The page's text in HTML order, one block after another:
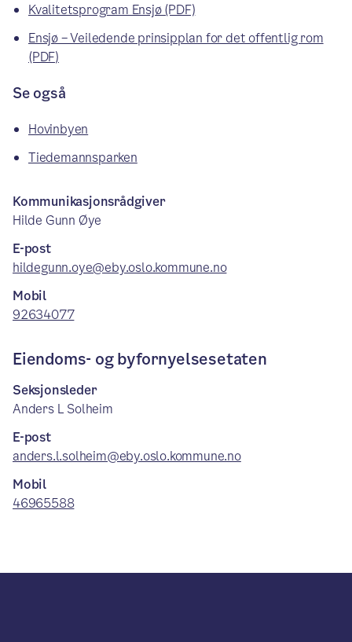
Kvalitetsprogram Ensjø (PDF)
Ensjø – Veiledende prinsipplan for det offentlig rom
(PDF)
Se også
Hovinbyen
Tiedemannsparken
Kommunikasjonsrådgiver
Hilde Gunn Øye
E-post
hildegunn.oye@eby.oslo.kommune.no
Mobil
92634077
Eiendoms- og byfornyelsesetaten
Seksjonsleder
Anders L Solheim
E-post
anders.l.solheim@eby.oslo.kommune.no
Mobil
46965588